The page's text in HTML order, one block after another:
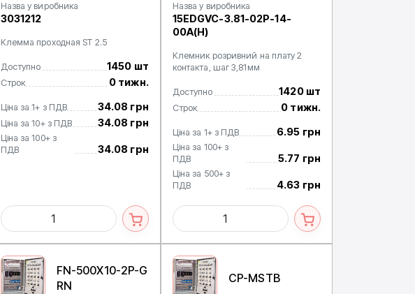
Назва у виробника
3031212
Клемма проходная ST 2.5
Доступно 1450 шт
Строк 0 тижн.
Ціна за 1+ з ПДВ 34.08 грн
Ціна за 10+ з ПДВ 34.08 грн
Ціна за 100+ з
ПДВ
34.08 грн
Назва у виробника
15EDGVC-3.81-02P-14-
00A(H)
Клемник розривний на плату 2
контакта, шаг 3,81мм
Доступно 1420 шт
Строк 0 тижн.
Ціна за 1+ з ПДВ 6.95 грн
Ціна за 100+ з
ПДВ
5.77 грн
Ціна за 500+ з
ПДВ
4.63 грн
FN-500X10-2P-G
RN
CP-MSTB